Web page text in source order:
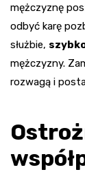
mężczyznę
odbyć karę
służbie,
mężczyzny.
rozwagą i